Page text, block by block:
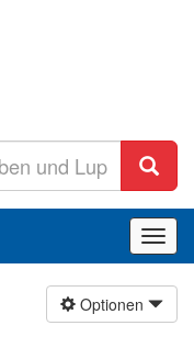
ein-/
Optionen